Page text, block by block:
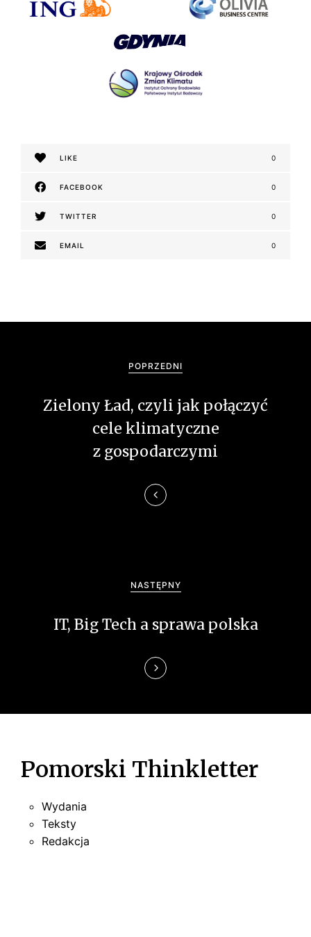
LIKE 0
FACEBOOK 0
TWITTER 0
EMAIL 0
POPRZEDNI
Zielony Ład, czyli jak połączyć
cele klimatyczne
z gospodarczymi
NASTĘPNY
IT, Big Tech a sprawa polska
Pomorski Thinkletter
Wydania
Teksty
Redakcja